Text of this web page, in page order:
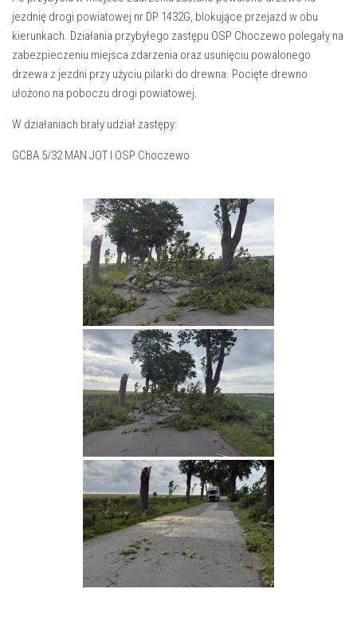
jezdnię drogi powiatowej nr DP 1432G, blokujące przejazd w obu
kierunkach. Działania przybyłego zastępu OSP Choczewo polegały na
zabezpieczeniu miejsca zdarzenia oraz usunięciu powalonego
drzewa z jezdni przy użyciu pilarki do drewna. Pocięte drewno
ułożono na poboczu drogi powiatowej.
W działaniach brały udział zastępy:
GCBA 5/32 MAN JOT I OSP Choczewo